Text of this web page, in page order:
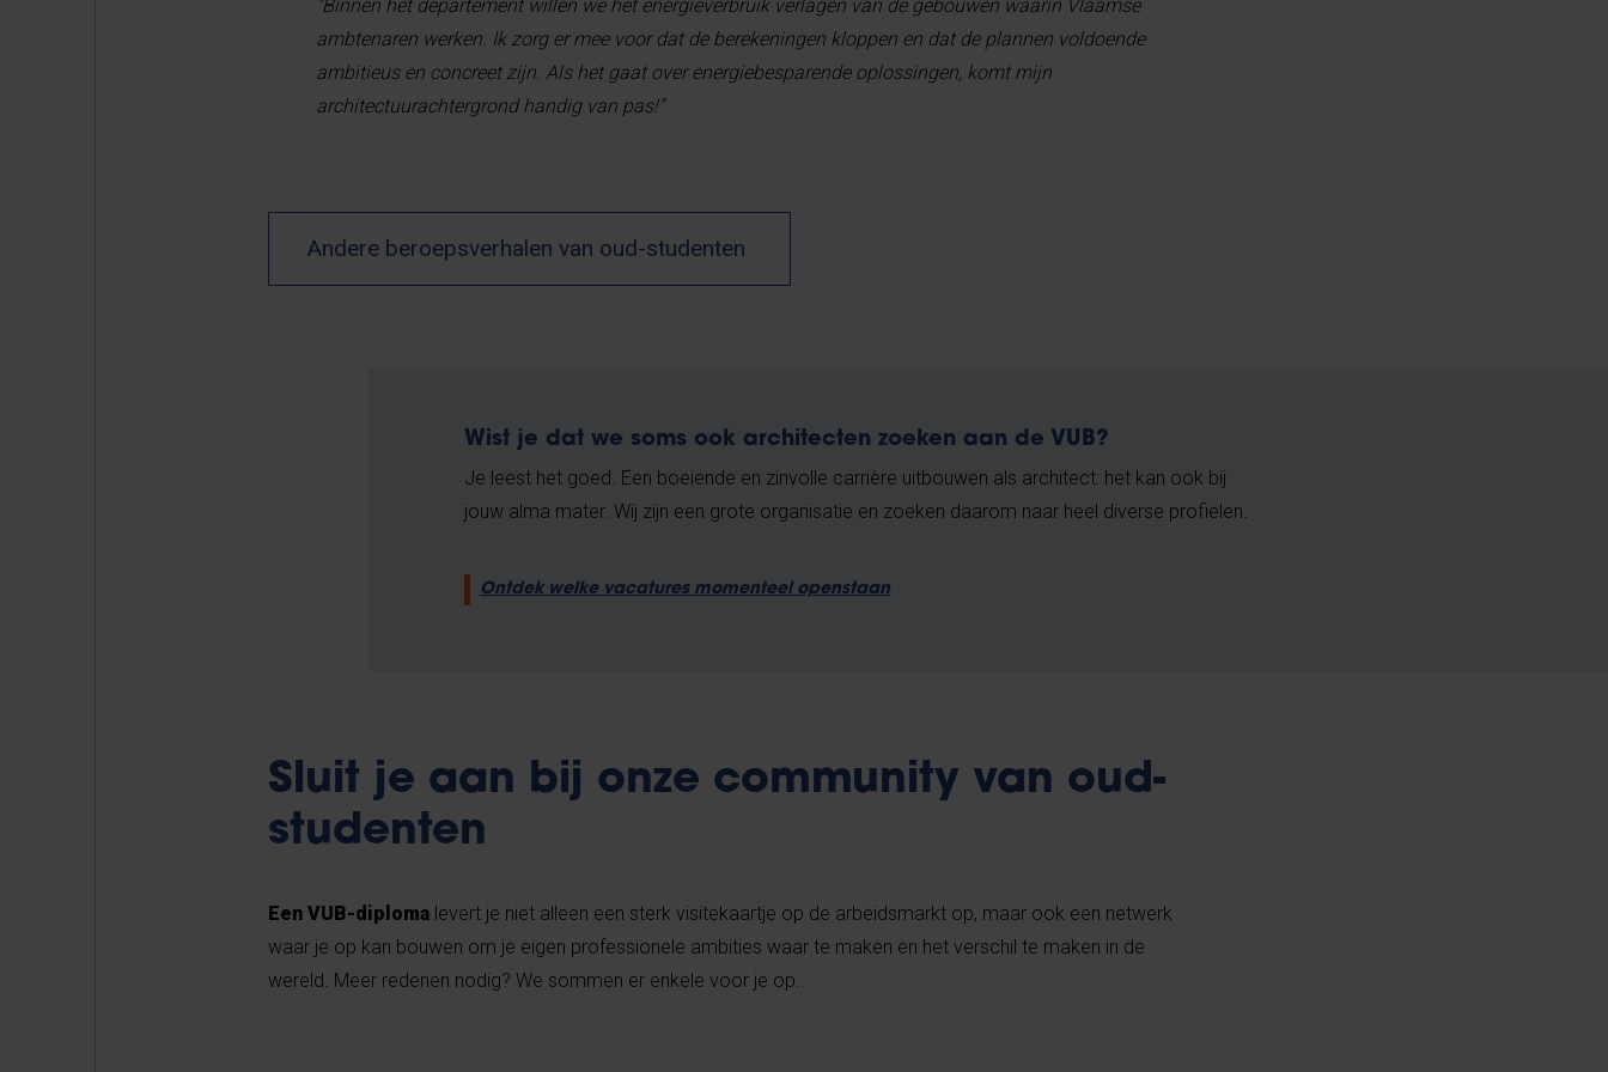
"Binnen het departement willen we het energieverbruik verlagen van de gebouwen waarin Vlaamse
ambtenaren werken. Ik zorg er mee voor dat de berekeningen kloppen en dat de plannen voldoende
ambitieus en concreet zijn. Als het gaat over energiebesparende oplossingen, komt mijn
architectuurachtergrond handig van pas!"
Andere beroepsverhalen van oud-studenten
Wist je dat we soms ook architecten zoeken aan de VUB?
Je leest het goed. Een boeiende en zinvolle carrière uitbouwen als architect: het kan ook bij
jouw alma mater. Wij zijn een grote organisatie en zoeken daarom naar heel diverse profielen.
Ontdek welke vacatures momenteel openstaan
Sluit je aan bij onze community van oud-
studenten
Een VUB-diploma levert je niet alleen een sterk visitekaartje op de arbeidsmarkt op, maar ook een netwerk
waar je op kan bouwen om je eigen professionele ambities waar te maken en het verschil te maken in de
wereld. Meer redenen nodig? We sommen er enkele voor je op.